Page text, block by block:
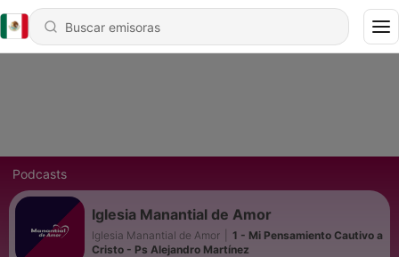
Podcasts
Iglesia Manantial de Amor
Iglesia Manantial de Amor
1 - Mi Pensamiento Cautivo a
Cristo - Ps Alejandro Martínez